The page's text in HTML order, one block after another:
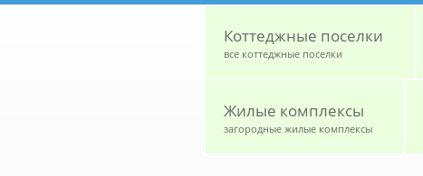
Коттеджные поселки
все коттеджные поселки
Жилые комплексы
загородные жилые комплексы